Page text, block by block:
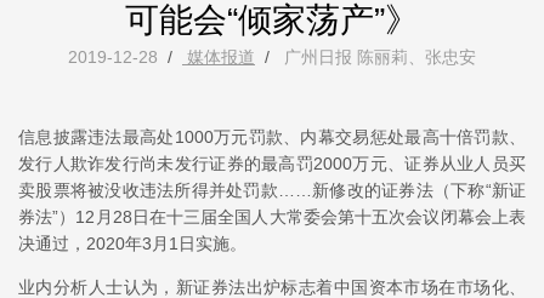
可能会“倾家荡产”》
2019-12-28 / 媒体报道 / 广州日报 陈丽莉、张忠安
信息披露违法最高处1000万元罚款、内幕交易惩处最高十倍罚款、
发行人欺诈发行尚未发行证券的最高罚2000万元、证券从业人员买
卖股票将被没收违法所得并处罚款……新修改的证券法（下称“新证
券法”）12月28日在十三届全国人大常委会第十五次会议闭幕会上表
决通过，2020年3月1日实施。
业内分析人士认为，新证券法出炉标志着中国资本市场在市场化、